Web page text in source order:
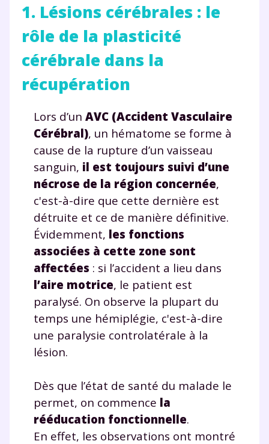
1. Lésions cérébrales : le
rôle de la plasticité
cérébrale dans la
récupération
Lors d’un AVC (Accident Vasculaire
Cérébral), un hématome se forme à
cause de la rupture d’un vaisseau
sanguin, il est toujours suivi d’une
nécrose de la région concernée,
c'est-à-dire que cette dernière est
détruite et ce de manière définitive.
Évidemment, les fonctions
associées à cette zone sont
affectées : si l’accident a lieu dans
l’aire motrice, le patient est
paralysé. On observe la plupart du
temps une hémiplégie, c'est-à-dire
une paralysie controlatérale à la
lésion.
Dès que l’état de santé du malade le
permet, on commence la
rééducation fonctionnelle.
En effet, les observations ont montré